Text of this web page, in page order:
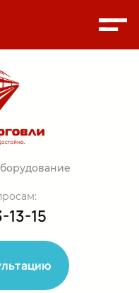
13-15